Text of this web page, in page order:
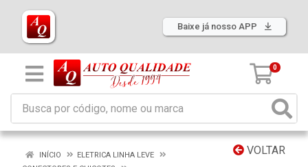
Baixe já nosso APP
0
VOLTAR
INÍCIO
ELETRICA LINHA LEVE